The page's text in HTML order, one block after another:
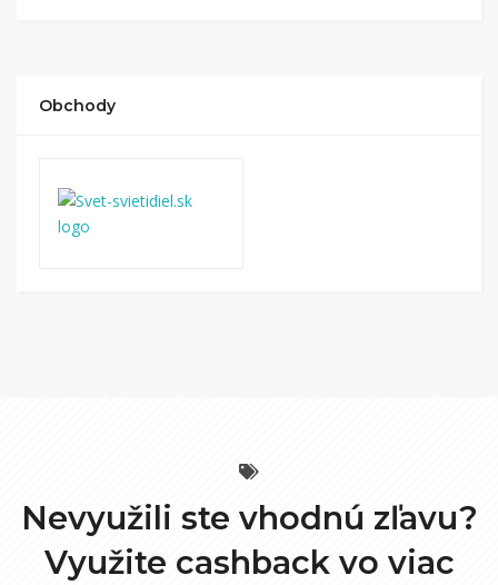
Obchody
Nevyužili ste vhodnú zľavu?
Využite cashback vo viac